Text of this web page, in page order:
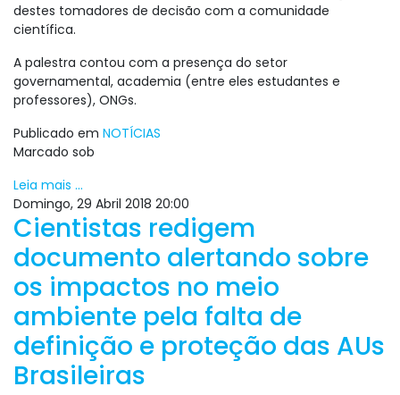
destes tomadores de decisão com a comunidade
científica.
A palestra contou com a presença do setor
governamental, academia (entre eles estudantes e
professores), ONGs.
Publicado em NOTÍCIAS
Marcado sob
Leia mais ...
Domingo, 29 Abril 2018 20:00
Cientistas redigem
documento alertando sobre
os impactos no meio
ambiente pela falta de
definição e proteção das AUs
Brasileiras